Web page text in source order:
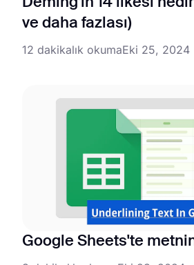
ve daha fazlası)
12 dakikalık okumaEki 25, 2024
Google Sheets'te